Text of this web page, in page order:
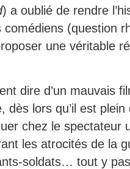
) a oublié de rendre
(question
une véritable
dire d’un mauvais
dès lors qu’il est
chez le spectateur
les atrocités de la
soldats… tout y